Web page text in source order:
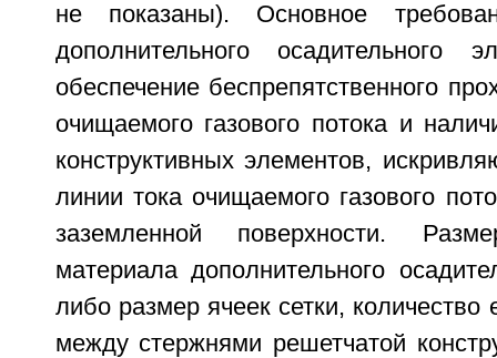
не показаны). Основное
дополнительного
обеспечение беспрепятственного
очищаемого газового потока и
конструктивных элементов,
линии тока очищаемого газового
заземленной поверхности.
материала дополнительного
либо размер ячеек сетки, количество
между стержнями решетчатой